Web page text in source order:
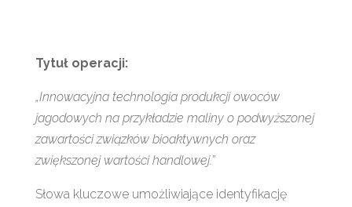
Tytuł operacji:
„Innowacyjna technologia produkcji owoców
jagodowych na przykładzie maliny o podwyższonej
zawartości związków bioaktywnych oraz
zwiększonej wartości handlowej.”
Słowa kluczowe umożliwiające identyfikację